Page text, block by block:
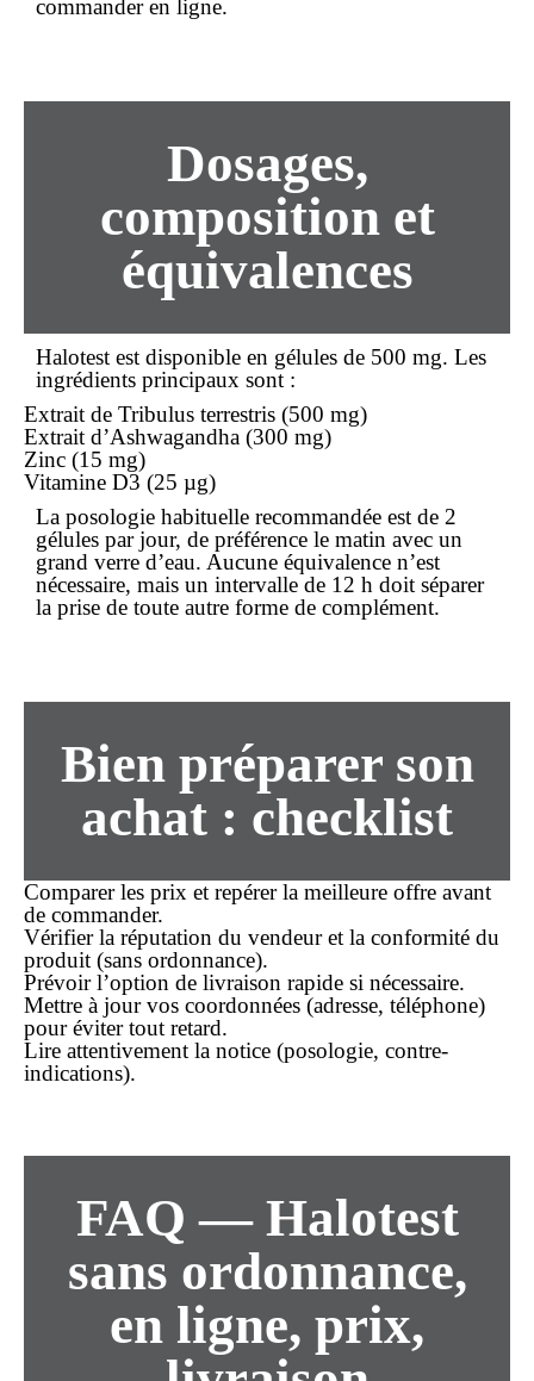
commanderen ligne.
Dosages,
composition et
équivalences
Halotest est disponible en gélules de 500 mg. Les
ingrédients principaux sont :
Extrait de Tribulus terrestris (500 mg)
Extrait d’Ashwagandha (300 mg)
Zinc (15 mg)
Vitamine D3 (25 µg)
La posologie habituelle recommandée est de 2
gélules par jour, de préférence le matin avec un
grand verre d’eau. Aucune équivalence n’est
nécessaire, mais un intervalle de 12 h doit séparer
la prise de toute autre forme de complément.
Bien préparer son
achat : checklist
Comparer les prix et repérer la meilleure offre avant
de commander.
Vérifier la réputation du vendeur et la conformité du
produit (sans ordonnance).
Prévoir l’option de livraison rapide si nécessaire.
Mettre à jour vos coordonnées (adresse, téléphone)
pour éviter tout retard.
Lire attentivement la notice (posologie, contre-
indications).
FAQ — Halotest
sans ordonnance,
en ligne, prix,